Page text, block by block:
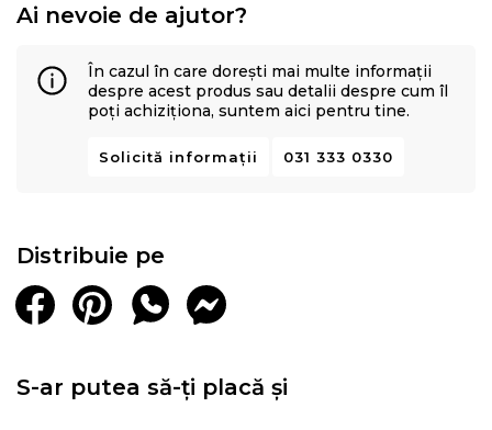
Ai nevoie de ajutor?
În cazul în care dorești mai multe informații
despre acest produs sau detalii despre cum îl
poți achiziționa, suntem aici pentru tine.
Solicită informații 031 333 0330
Distribuie pe
S-ar putea să-ți placă și